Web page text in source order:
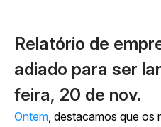
Relatório de
adiado para ser
feira, 20 de nov.
Ontem, destacamos que os